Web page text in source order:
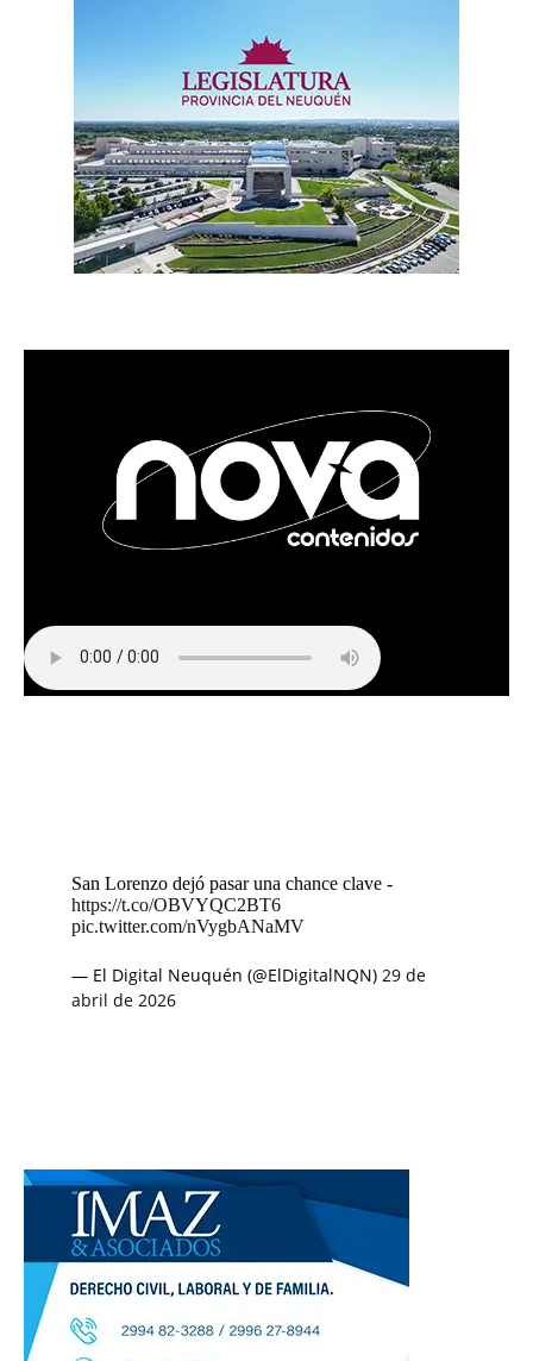
San Lorenzo dejó pasar una chance clave -
https://t.co/OBVYQC2BT6
pic.twitter.com/nVygbANaMV
— El Digital Neuquén (@ElDigitalNQN) 29 de
abril de 2026